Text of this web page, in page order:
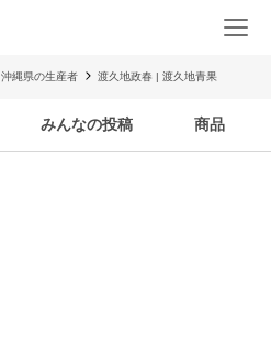
沖縄県の生産者 渡久地政春 | 渡久地青果
みんなの投稿 商品